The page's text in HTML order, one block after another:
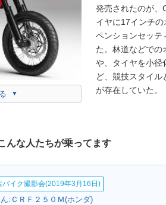
発売されたのが、
イヤに17インチ
ペンションセッテ
た。林道などでの
や、タイヤを小径
ど、競技スタイ
が存在していた。
んな人たちが乗ってます
バイク撮影会(2019年3月16日)
:ＣＲＦ２５０Ｍ(ホンダ)